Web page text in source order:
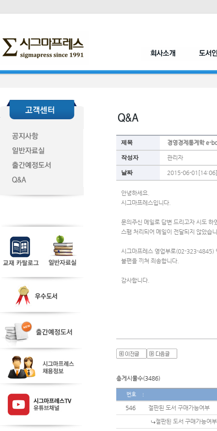
제목 경영경제통계학 e-
작성자 관리자
날짜 2015-06-01[14:06]
안녕하세요.
시그마프레스입니다.
문의주신 메일로 답변 드리고자 시도 하
스팸 처리되어 메일이 전달되지 않았습
시그마프레스 영업부로(02-323-4845)
불편을 끼쳐 죄송합니다.
감사합니다.
총게시물수(3486)
번호
546
절판된 도서 구매가능여부
절판된 도서 구매가능여부